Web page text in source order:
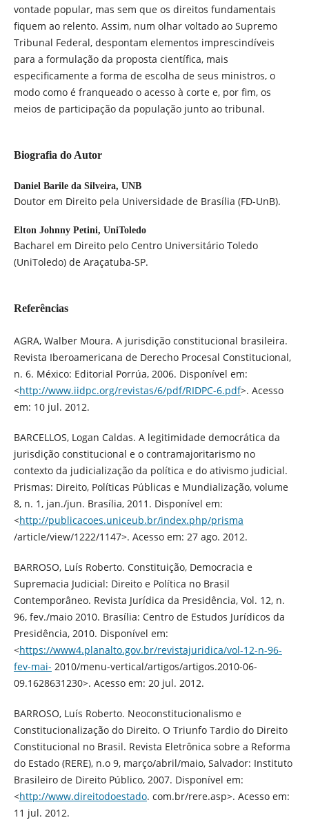
vontade popular, mas sem que os direitos fundamentais
fiquem ao relento. Assim, num olhar voltado ao Supremo
Tribunal Federal, despontam elementos imprescindíveis
para a formulação da proposta científica, mais
especificamente a forma de escolha de seus ministros, o
modo como é franqueado o acesso à corte e, por fim, os
meios de participação da população junto ao tribunal.
Biografia do Autor
Daniel Barile da Silveira, UNB
Doutor em Direito pela Universidade de Brasília (FD-UnB).
Elton Johnny Petini, UniToledo
Bacharel em Direito pelo Centro Universitário Toledo
(UniToledo) de Araçatuba-SP.
Referências
AGRA, Walber Moura. A jurisdição constitucional brasileira.
Revista Iberoamericana de Derecho Procesal Constitucional,
n. 6. México: Editorial Porrúa, 2006. Disponível em:
<http://www.iidpc.org/revistas/6/pdf/RIDPC-6.pdf>. Acesso
em: 10 jul. 2012.
BARCELLOS, Logan Caldas. A legitimidade democrática da
jurisdição constitucional e o contramajoritarismo no
contexto da judicialização da política e do ativismo judicial.
Prismas: Direito, Políticas Públicas e Mundialização, volume
8, n. 1, jan./jun. Brasília, 2011. Disponível em:
<http://publicacoes.uniceub.br/index.php/prisma
/article/view/1222/1147>. Acesso em: 27 ago. 2012.
BARROSO, Luís Roberto. Constituição, Democracia e
Supremacia Judicial: Direito e Política no Brasil
Contemporâneo. Revista Jurídica da Presidência, Vol. 12, n.
96, fev./maio 2010. Brasília: Centro de Estudos Jurídicos da
Presidência, 2010. Disponível em:
<https://www4.planalto.gov.br/revistajuridica/vol-12-n-96-
fev-mai- 2010/menu-vertical/artigos/artigos.2010-06-
09.1628631230>. Acesso em: 20 jul. 2012.
BARROSO, Luís Roberto. Neoconstitucionalismo e
Constitucionalização do Direito. O Triunfo Tardio do Direito
Constitucional no Brasil. Revista Eletrônica sobre a Reforma
do Estado (RERE), n.o 9, março/abril/maio, Salvador: Instituto
Brasileiro de Direito Público, 2007. Disponível em:
<http://www.direitodoestado. com.br/rere.asp>. Acesso em:
11 jul. 2012.